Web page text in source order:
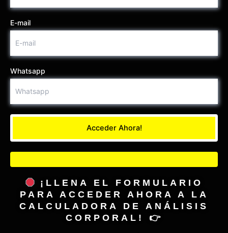
E-mail
Whatsapp
¡LLENA EL FORMULARIO
PARA ACCEDER AHORA A LA
CALCULADORA DE ANÁLISIS
CORPORAL! 👉